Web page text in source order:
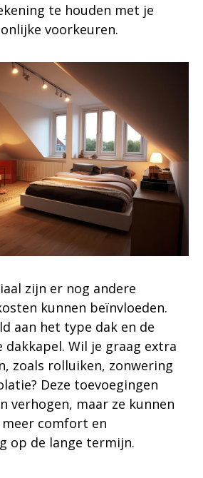
te houden met je
voorkeuren.
zijn er nog andere
kunnen beïnvloeden.
aan het type dak en de
dakkapel. Wil je graag extra
zoals rolluiken, zonwering
Deze toevoegingen
verhogen, maar ze kunnen
comfort en
op de lange termijn.